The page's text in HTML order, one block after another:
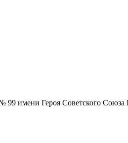
99 имени Героя Советского